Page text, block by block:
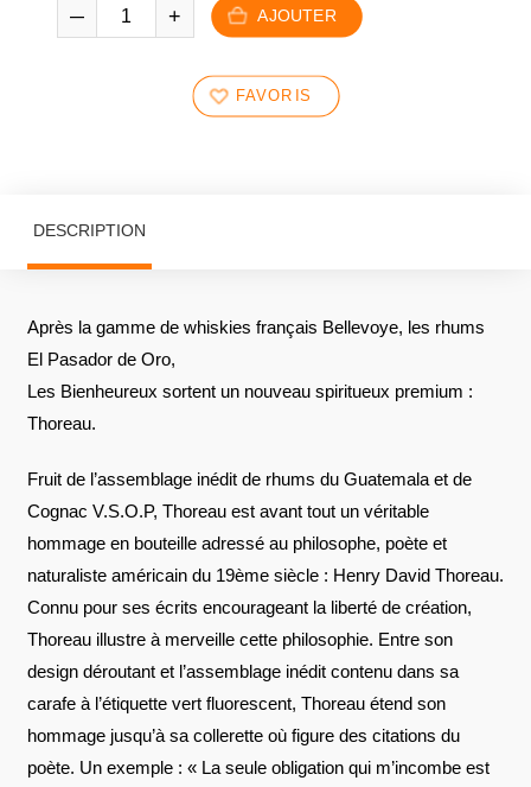
AJOUTER
FAVORIS
DESCRIPTION
Après la gamme de whiskies français Bellevoye, les rhums
El Pasador de Oro,
Les Bienheureux sortent un nouveau spiritueux premium :
Thoreau.
Fruit de l’assemblage inédit de rhums du Guatemala et de
Cognac V.S.O.P, Thoreau est avant tout un véritable
hommage en bouteille adressé au philosophe, poète et
naturaliste américain du 19ème siècle : Henry David Thoreau.
Connu pour ses écrits encourageant la liberté de création,
Thoreau illustre à merveille cette philosophie. Entre son
design déroutant et l’assemblage inédit contenu dans sa
carafe à l’étiquette vert fluorescent, Thoreau étend son
hommage jusqu’à sa collerette où figure des citations du
poète. Un exemple : « La seule obligation qui m’incombe est